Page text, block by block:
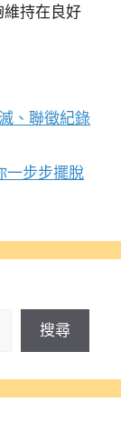
持在良好
、聯徵紀錄
一步步擺脫
搜尋